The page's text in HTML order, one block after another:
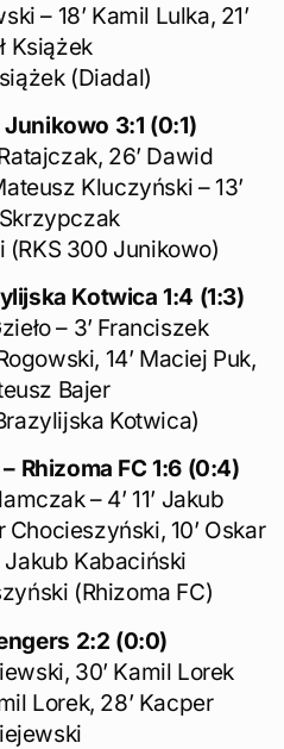
– 18’ Kamil Lulka, 21’
Książek
(Diadal)
Junikowo 3:1 (0:1)
26’ Dawid
Kluczyński – 13’
(RKS 300 Junikowo)
Kotwica 1:4 (1:3)
– 3’ Franciszek
14’ Maciej Puk,
Bajer
Kotwica)
Rhizoma FC 1:6 (0:4)
– 4’ 11’ Jakub
Chocieszyński, 10’ Oskar
Jakub Kabaciński
(Rhizoma FC)
2:2 (0:0)
30’ Kamil Lorek
Lorek, 28’ Kacper